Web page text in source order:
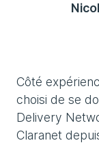
Côté
choisi de se
Delivery
Claranet